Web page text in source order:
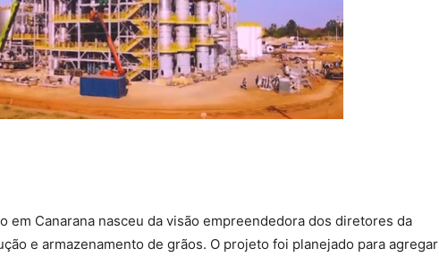
em Canarana nasceu da visão empreendedora dos diretores da
e armazenamento de grãos. O projeto foi planejado para agregar